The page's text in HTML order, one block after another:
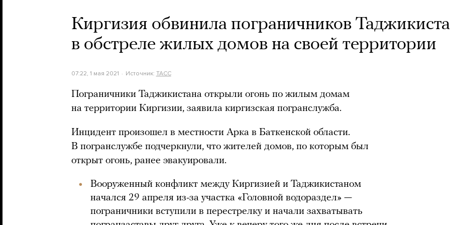
Киргизия обвинила пограничников
в обстреле жилых домов на своей территории
07:22, 1 мая 2021 Источник: ТАСС
Пограничники Таджикистана открыли огонь по жилым домам
на территории Киргизии, заявила киргизская погранслужба.
Инцидент произошел в местности Арка в Баткенской области.
В погранслужбе подчеркнули, что жителей домов, по которым был
открыт огонь, ранее эвакуировали.
Вооруженный конфликт между Киргизией и Таджикистаном
начался 29 апреля из-за участка «Головной водораздел» —
пограничники вступили в перестрелку и начали захватывать